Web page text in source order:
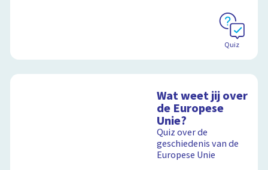
Quiz
Wat weet jij over
de Europese
Unie?
Quiz over de
geschiedenis van de
Europese Unie